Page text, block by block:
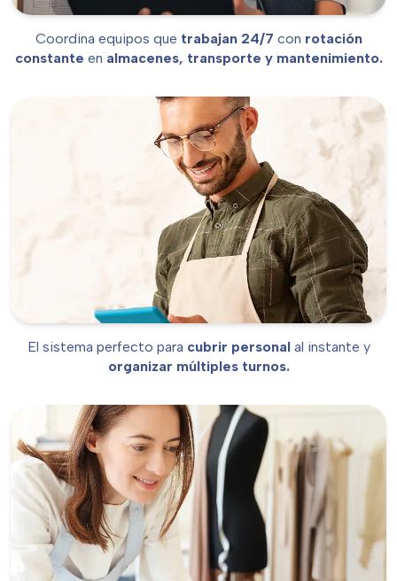
Logística
Coordina equipos que trabajan 24/7 con rotación
constante en almacenes, transporte y mantenimiento.
Restauración
El sistema perfecto para cubrir personalal instante y
organizar múltiples turnos.